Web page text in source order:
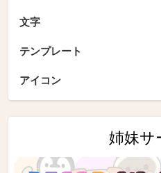
文字
テンプレート
アイコン
姉妹サ